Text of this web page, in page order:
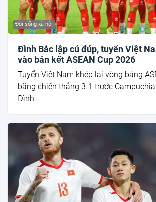
Đời sống xã hội
Đình Bắc lập cú đúp, tuyển Việt
vào bán kết ASEAN Cup 2026
Tuyển Việt Nam khép lại vòng bảng
bằng chiến thắng 3-1 trước
Đình....